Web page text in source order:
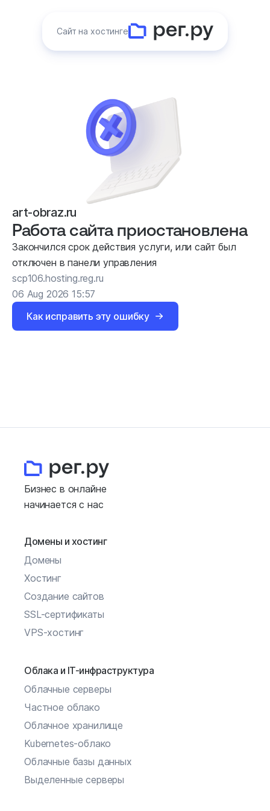
Сайт на хостинге
art-obraz.ru
Работа сайта приостановлена
Закончился срок действия услуги, или сайт был
отключен в панели управления
scp106.hosting.reg.ru
06 Aug 2026 15:57
Как исправить эту ошибку
Бизнес в онлайне
начинается с нас
Домены и хостинг
Домены
Хостинг
Создание сайтов
SSL-сертификаты
VPS-хостинг
Облака и IT-инфраструктура
Облачные серверы
Частное облако
Облачное хранилище
Kubernetes-облако
Облачные базы данных
Выделенные серверы